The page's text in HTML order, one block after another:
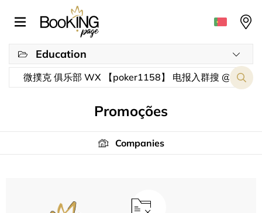
Education
Promoções
Companies